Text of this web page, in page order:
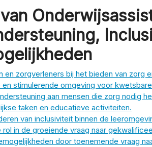
en zorgverleners bij het bieden van zorg
stimulerende omgeving voor
aan mensen die zorg nodig
taken en educatieve activiteiten.
van inclusiviteit binnen de
in de groeiende vraag naar
door toenemende vraag